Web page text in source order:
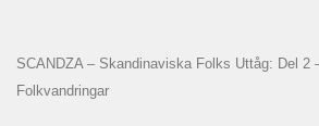
SCANDZA – Skandinaviska Folks Uttåg: Del 2
Folkvandringar